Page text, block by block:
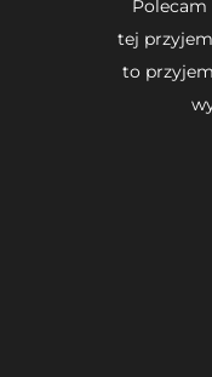
Polecam
tej
to